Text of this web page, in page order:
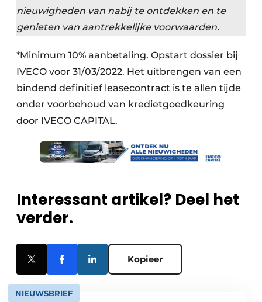
nieuwigheden van nabij te ontdekken en te
genieten van aantrekkelijke voorwaarden.
*Minimum 10% aanbetaling. Opstart dossier bij
IVECO voor 31/03/2022. Het uitbrengen van een
bindend definitief leasecontract is te allen tijde
onder voorbehoud van kredietgoedkeuring
door IVECO CAPITAL.
Interessant artikel? Deel het
verder.
Kopieer
NIEUWSBRIEF